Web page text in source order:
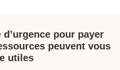
d’urgence pour payer
peuvent vous
utiles